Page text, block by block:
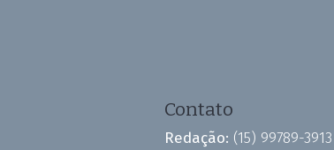
Contato
Redação: (15) 99789-3913